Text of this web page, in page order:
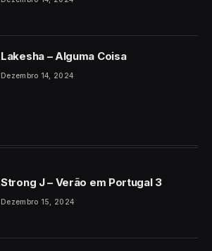
Lakesha – Alguma Coisa
Dezembro 14, 2024
Strong J – Verão em Portugal 3
Dezembro 15, 2024